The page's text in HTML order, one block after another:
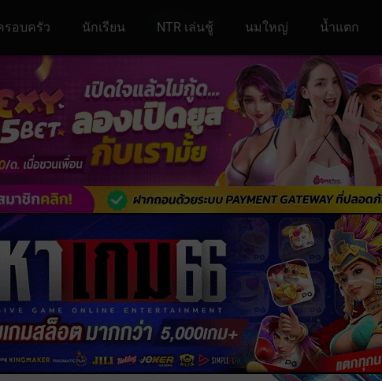
รอบครัว นักเรียน NTR เล่นชู้ นมใหญ่ น้ำแตก